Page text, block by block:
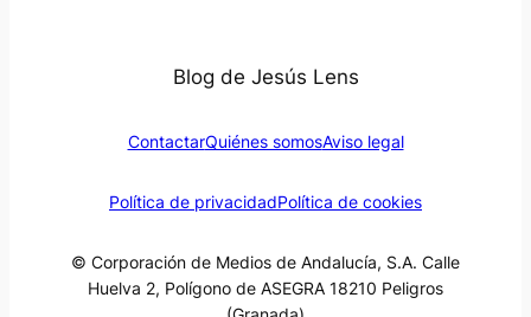
Blog de Jesús Lens
ContactarQuiénes somosAviso legal
Política de privacidadPolítica de cookies
© Corporación de Medios de Andalucía, S.A. Calle
Huelva 2, Polígono de ASEGRA 18210 Peligros